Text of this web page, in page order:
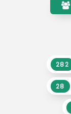
282
28